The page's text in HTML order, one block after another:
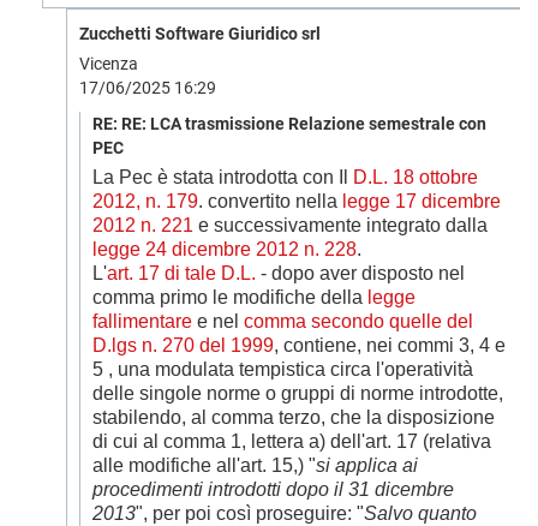
Zucchetti Software Giuridico srl
Vicenza
17/06/2025 16:29
RE: RE: LCA trasmissione Relazione semestrale con
PEC
La Pec è stata introdotta con Il
D.L. 18 ottobre
2012, n. 179. convertito nella legge 17 dicembre
2012 n. 221 e successivamente integrato dalla
legge 24 dicembre 2012 n. 228.
L'art. 17 di tale D.L. - dopo aver disposto nel
comma primo le modifiche della legge
fallimentare e nel comma secondo quelle del
D.lgs n. 270 del 1999, contiene, nei commi 3, 4 e
5 , una modulata tempistica circa l'operatività
delle singole norme o gruppi di norme introdotte,
stabilendo, al comma terzo, che la disposizione
di cui al comma 1, lettera a) dell'art. 17 (relativa
alle modifiche all'art. 15,) "si applica ai
procedimenti introdotti dopo il 31 dicembre
2013", per poi così proseguire: "Salvo quanto